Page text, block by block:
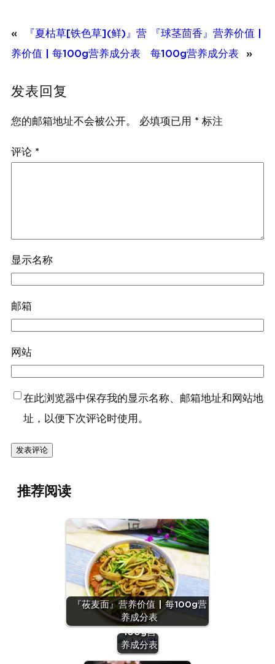
«
『夏枯草[铁色草](鲜)』营
养价值 | 每100g营养成分表
『球茎茴香』营养价值 |
每100g营养成分表
»
发表回复
您的邮箱地址不会被公开。 必填项已用 * 标注
评论 *
显示名称
邮箱
网站
在此浏览器中保存我的显示名称、邮箱地址和网站地
址，以便下次评论时使用。
推荐阅读
『莜麦面』营养价值 | 每100g营
养成分表
『小白
菜』营养
价值 | 每
100g营
养成分表